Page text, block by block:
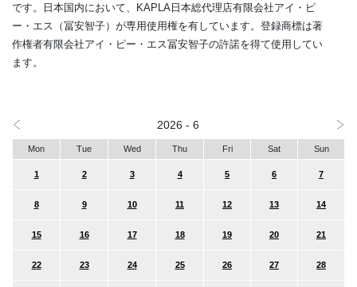
です。日本国内において、KAPLA日本総代理店有限会社アイ・ピ
ー・エス（冨安智子）が専用使用権を有しています。登録商標は著
作権者有限会社アイ・ピー・エス冨安智子の許諾を得て使用してい
ます。
2026 - 6
Mon Tue Wed Thu Fri Sat Sun
1 2 3 4 5 6 7
8 9 10 11 12 13 14
15 16 17 18 19 20 21
22 23 24 25 26 27 28